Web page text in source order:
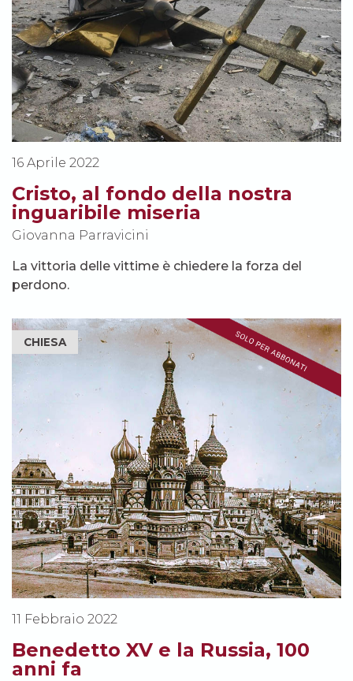
16 Aprile 2022
Cristo, al fondo della nostra
inguaribile miseria
Giovanna Parravicini
La vittoria delle vittime è chiedere la forza del
perdono.
CHIESA
11 Febbraio 2022
Benedetto XV e la Russia, 100
anni fa